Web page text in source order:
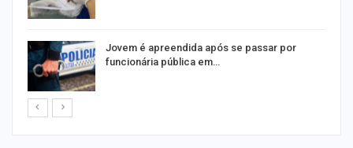
Jovem é apreendida após se passar por
funcionária pública em…